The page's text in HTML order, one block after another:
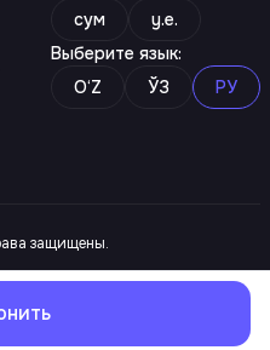
сум
y.e.
Выберите язык:
O‘Z
ЎЗ РУ
защищены.